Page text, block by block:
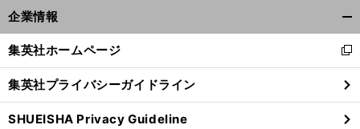
企業情報
閉
る
集英社ホームページ
新
し
い
ウ
ィ
集英社プライバシーガイドライン
SHUEISHA Privacy Guideline